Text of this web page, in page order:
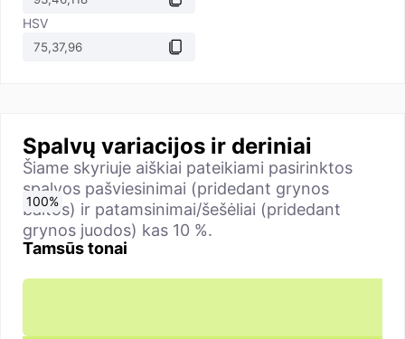
HSV
Spalvų variacijos ir deriniai
Šiame skyriuje aiškiai pateikiami pasirinktos
spalvos pašviesinimai (pridedant grynos
baltos) ir patamsinimai/šešėliai (pridedant
grynos juodos) kas 10 %.
Tamsūs tonai
0%
10%
20%
30%
40%
50%
60%
70%
80%
90%
100%